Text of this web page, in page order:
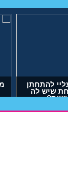
אמא שלי
בשידוך
דופק,